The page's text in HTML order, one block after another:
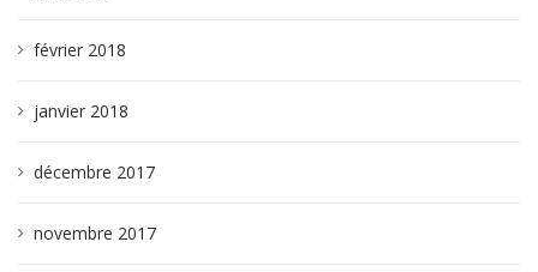
février 2018
janvier 2018
décembre 2017
novembre 2017